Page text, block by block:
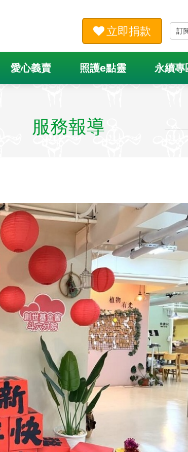
立即捐款 訂
愛心義賣 照護e點靈 永續專
服務報導